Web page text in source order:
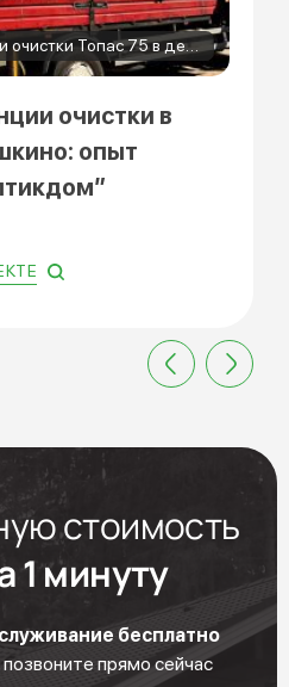
Установка станции очистки Топас 75 в деревне Порошкино
очистки в
опыт
стоимость
1 минуту
бесплатно
прямо сейчас